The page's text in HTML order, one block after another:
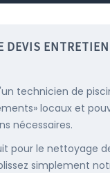
DEVIS
technicien de
locaux et
nécessaires.
pour le nettoyage
simplement